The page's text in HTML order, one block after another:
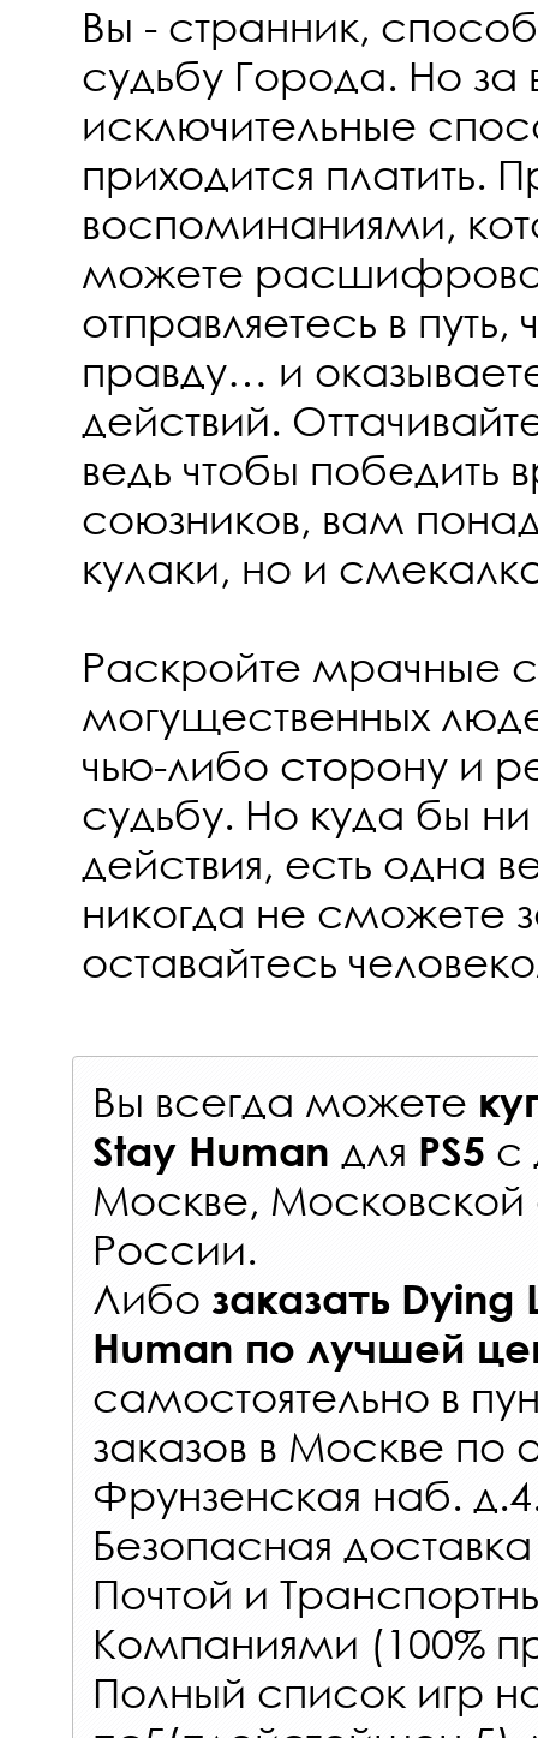
Вы - странник,
судьбу Города. Но
исключительные
приходится платить.
воспоминаниями,
можете
отправляетесь в путь,
правду… и
действий.
ведь чтобы победить
союзников, вам
кулаки, но и
Раскройте мрачные
могущественных
чью-либо сторону и
судьбу. Но куда бы
действия, есть одна
никогда не сможете
оставайтесь
Вы всегда можете
Stay Human для PS5 с
Москве, Московской
России.
Либо заказать Dying
Human по лучшей
самостоятельно в
заказов в Москве по
Фрунзенская наб.
Безопасная
Почтой и
Компаниями (100%
Полный список игр